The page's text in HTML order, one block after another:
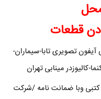
قطعات
آیفون تصویری تابا-سیماران-
کالیوزدر مینابی تهران
کتبی وبا ضمانت نامه /شرکت